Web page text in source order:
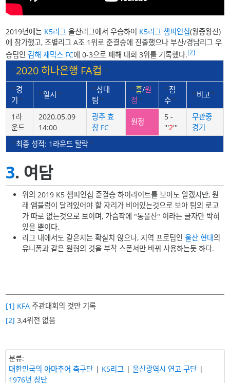
2019년에는 K5리그 울산리그에서 우승하여 K5리그 챔피언십(왕중왕전)
에 참가했고, 조별리그 A조 1위로 준결승에 진출했으나 부산/경남리그 우
승팀인 김해 재믹스 FC에 0-3으로 패해 대회 3위를 기록했다.[2]
'''2020 하나은행 FA컵 '''
'''경
기'''
'''일시'''
'''상대
팀'''
'''홈/원
정'''
'''점
수'''
'''비고'''
1라
운드
2020.05.09
14:00
광주 효
창 FC
원정
5 -
'''2'''
무관중
경기
'''최종 성적: 1라운드 탈락'''
3. 여담
위의 2019 K5 챔피언십 준결승 하이라이트를 보아도 알겠지만, 원
래 앰블럼이 달려있어야 할 자리가 비어있는것으로 보아 팀의 로고
가 따로 없는것으로 보이며, 가슴팍에 "동울산" 이라는 글자만 박혀
있을 뿐이다.
리그 내에서도 같은지는 확실치 않으나, 지역 프로팀인울산 현대의
유니폼과 같은 원형의 것을 부착 스폰서만 바꿔 사용하는듯 하다.
[1] KFA 주관대회의 것만 기록
[2] 3,4위전 없음
분류
대한민국의 아마추어 축구단
K5리그
울산광역시 연고 구단
1976년 창단